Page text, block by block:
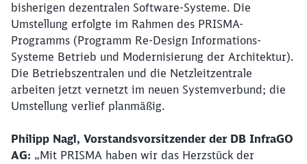
bisherigen dezentralen Software-Systeme. Die
Umstellung erfolgte im Rahmen des PRISMA-
Programms (Programm Re-Design Informations-
Systeme Betrieb und Modernisierung der Architektur).
Die Betriebszentralen und die Netzleitzentrale
arbeiten jetzt vernetzt im neuen Systemverbund; die
Umstellung verlief planmäßig.
Philipp Nagl, Vorstandsvorsitzender der DB InfraGO
AG: „Mit PRISMA haben wir das Herzstück der